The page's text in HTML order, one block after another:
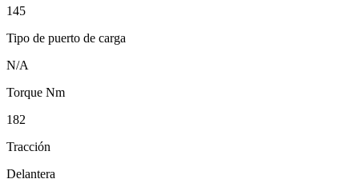
145
Tipo de puerto de carga
N/A
Torque Nm
182
Tracción
Delantera